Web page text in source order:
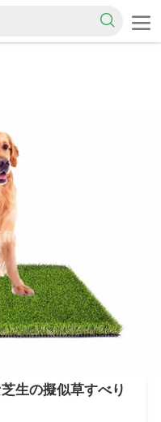
生の擬似草すべり